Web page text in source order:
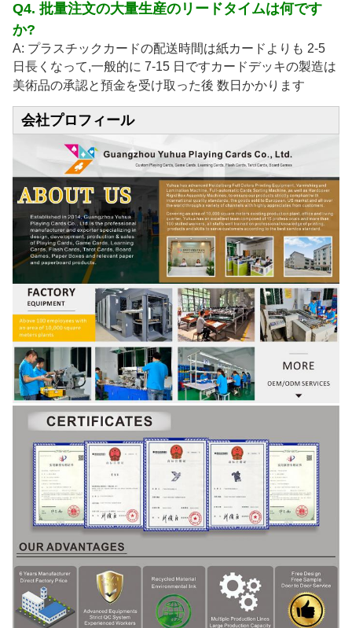
Q4. 批量注文の大量生産のリードタイムは何です
か?
A: プラスチックカードの配送時間は紙カードよりも 2-5
日長くなって,一般的に 7-15 日ですカードデッキの製造は
美術品の承認と預金を受け取った後 数日かかります
会社プロフィール